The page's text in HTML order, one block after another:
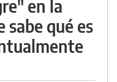
en la
qué es